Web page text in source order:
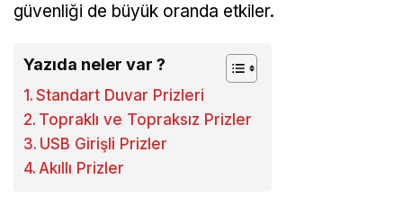
güvenliği de büyük oranda etkiler.
Yazıda neler var ?
Standart Duvar Prizleri
Topraklı ve Topraksız Prizler
USB Girişli Prizler
Akıllı Prizler